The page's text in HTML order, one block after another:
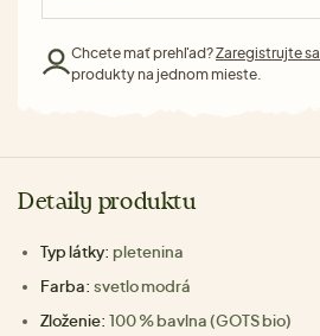
Chcete mať prehľad?Zaregistrujte sa
produkty na jednom mieste.
Detaily produktu
Typ látky: pletenina
Farba: svetlo modrá
Zloženie: 100 % bavlna (GOTS bio)